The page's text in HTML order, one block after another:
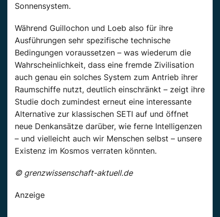
Sonnensystem.
Während Guillochon und Loeb also für ihre
Ausführungen sehr spezifische technische
Bedingungen voraussetzen – was wiederum die
Wahrscheinlichkeit, dass eine fremde Zivilisation
auch genau ein solches System zum Antrieb ihrer
Raumschiffe nutzt, deutlich einschränkt – zeigt ihre
Studie doch zumindest erneut eine interessante
Alternative zur klassischen SETI auf und öffnet
neue Denkansätze darüber, wie ferne Intelligenzen
– und vielleicht auch wir Menschen selbst – unsere
Existenz im Kosmos verraten könnten.
© grenzwissenschaft-aktuell.de
Anzeige